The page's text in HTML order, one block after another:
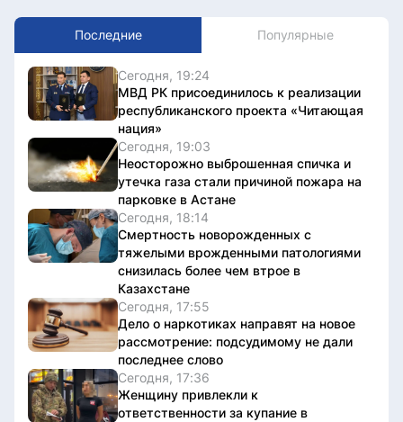
Последние Популярные
Сегодня, 19:24
МВД РК присоединилось к реализации
республиканского проекта «Читающая
нация»
Сегодня, 19:03
Неосторожно выброшенная спичка и
утечка газа стали причиной пожара на
парковке в Астане
Сегодня, 18:14
Смертность новорожденных с
тяжелыми врожденными патологиями
снизилась более чем втрое в
Казахстане
Сегодня, 17:55
Дело о наркотиках направят на новое
рассмотрение: подсудимому не дали
последнее слово
Сегодня, 17:36
Женщину привлекли к
ответственности за купание в